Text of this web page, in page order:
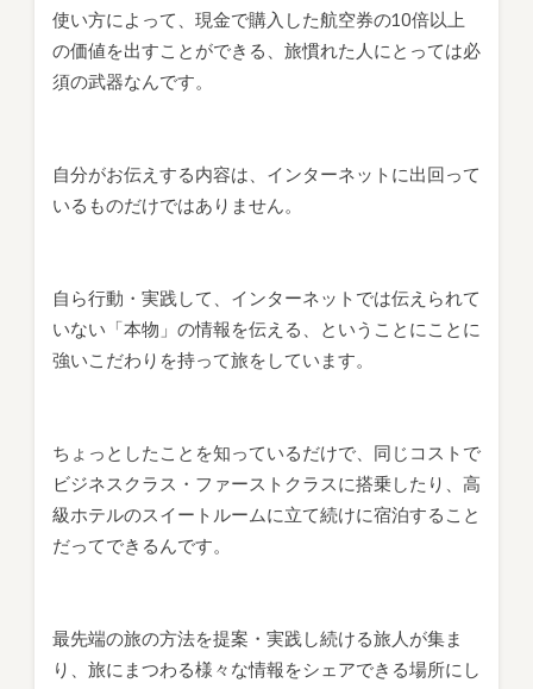
使い方によって、現金で購入した航空券の10倍以上
の価値を出すことができる、旅慣れた人にとっては必
須の武器なんです。
自分がお伝えする内容は、インターネットに出回って
いるものだけではありません。
自ら行動・実践して、インターネットでは伝えられて
いない「本物」の情報を伝える、ということにことに
強いこだわりを持って旅をしています。
ちょっとしたことを知っているだけで、同じコストで
ビジネスクラス・ファーストクラスに搭乗したり、高
級ホテルのスイートルームに立て続けに宿泊すること
だってできるんです。
最先端の旅の方法を提案・実践し続ける旅人が集ま
り、旅にまつわる様々な情報をシェアできる場所にし